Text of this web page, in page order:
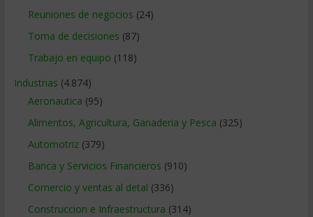
Reuniones de negocios (24)
Toma de decisiones (87)
Trabajo en equipo (118)
Industrias (4.874)
Aeronautica (95)
Alimentos, Agricultura, Ganaderia y Pesca (325)
Automotriz(379)
Banca y Servicios Financieros (910)
Comercio y ventas al detal (336)
Construccion e Infraestructura (314)